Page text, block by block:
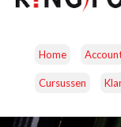
Home
Cursussen